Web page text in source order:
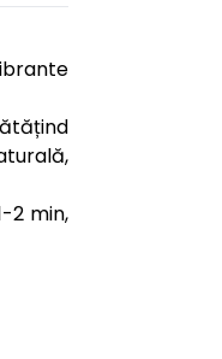
2 min,